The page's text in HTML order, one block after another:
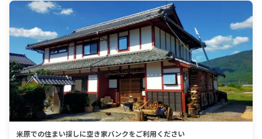
米原での住まい探しに空き家バンクをご利用ください